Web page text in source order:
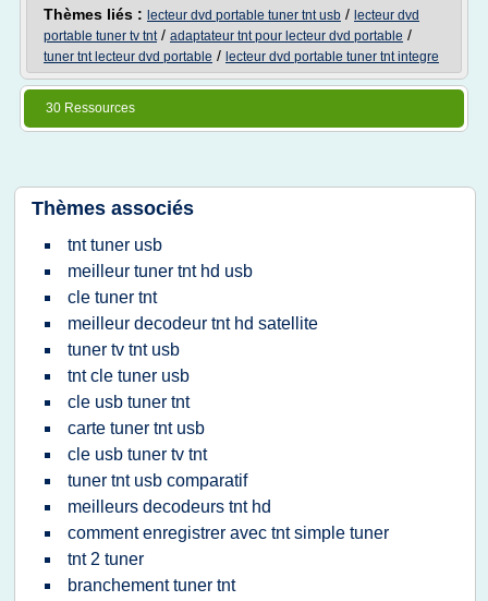
Thèmes liés : lecteur dvd portable tuner tnt usb / lecteur dvd
portable tuner tv tnt/ adaptateur tnt pour lecteur dvd portable /
tuner tnt lecteur dvd portable / lecteur dvd portable tuner tnt integre
30 Ressources
Thèmes associés
tnt tuner usb
meilleur tuner tnt hd usb
cle tuner tnt
meilleur decodeur tnt hd satellite
tuner tv tnt usb
tnt cle tuner usb
cle usb tuner tnt
carte tuner tnt usb
cle usb tuner tv tnt
tuner tnt usb comparatif
meilleurs decodeurs tnt hd
comment enregistrer avec tnt simple tuner
tnt 2 tuner
branchement tuner tnt